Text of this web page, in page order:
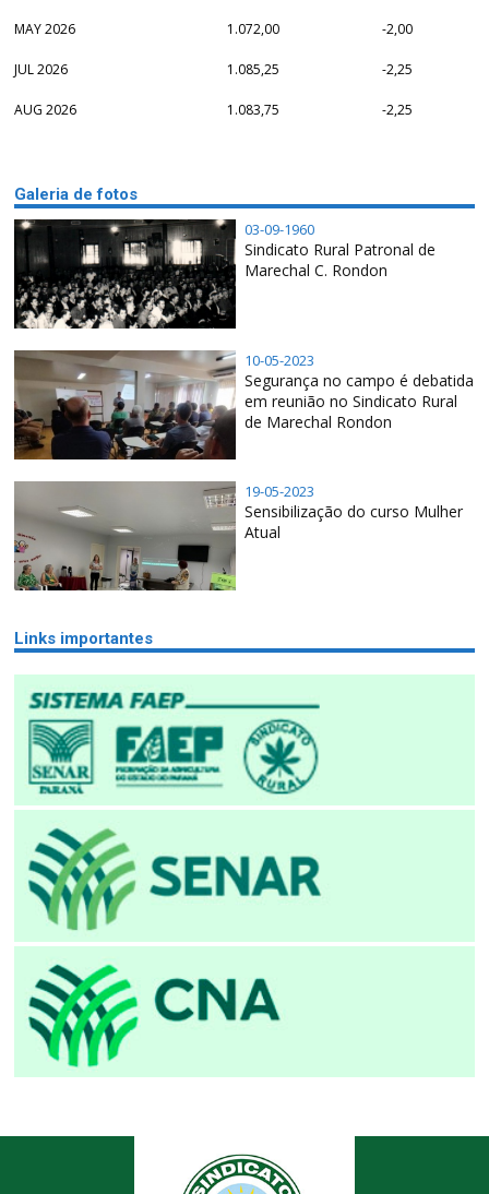
MAY 2026 1.072,00 -2,00
JUL 2026 1.085,25 -2,25
AUG 2026 1.083,75 -2,25
Galeria de fotos
03-09-1960
Sindicato Rural Patronal de
Marechal C. Rondon
10-05-2023
Segurança no campo é debatida
em reunião no Sindicato Rural
de Marechal Rondon
19-05-2023
Sensibilização do curso Mulher
Atual
Links importantes